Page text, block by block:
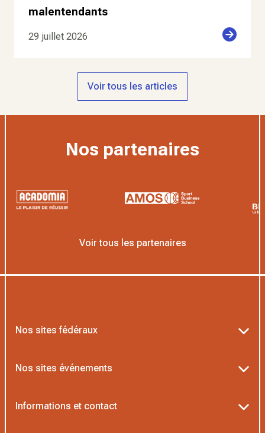
malentendants
29 juillet 2026
Voir tous les articles
Nos partenaires
Voir tous les partenaires
Nos sites fédéraux
Nos sites événements
Informations et contact